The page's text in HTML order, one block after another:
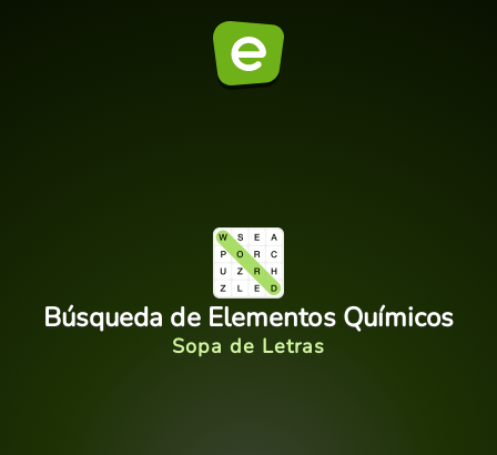
Búsqueda de Elementos Químicos
Sopa de Letras